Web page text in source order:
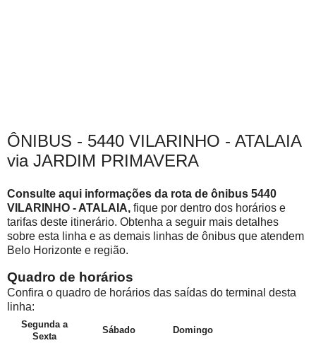
ÔNIBUS - 5440 VILARINHO - ATALAIA
via JARDIM PRIMAVERA
Consulte aqui informações da rota de ônibus 5440
VILARINHO - ATALAIA, fique por dentro dos horários e
tarifas deste itinerário. Obtenha a seguir mais detalhes
sobre esta linha e as demais linhas de ônibus que atendem
Belo Horizonte e região.
Quadro de horários
Confira o quadro de horários das saídas do terminal desta
linha:
Segunda a
Sexta
Sábado Domingo